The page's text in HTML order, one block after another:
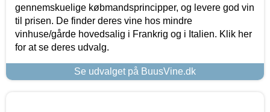
gennemskuelige købmandsprincipper, og levere god vin
til prisen. De finder deres vine hos mindre
vinhuse/gårde hovedsalig i Frankrig og i Italien. Klik her
for at se deres udvalg.
Se udvalget på BuusVine.dk